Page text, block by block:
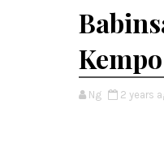
Ng 2 years